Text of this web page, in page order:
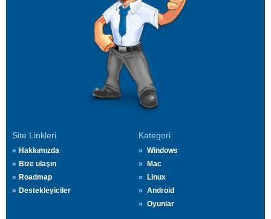
Site Linkleri
Hakkımızda
Bize ulaşın
Roadmap
Destekleyiciler
Kategori
Windows
Mac
Linux
Android
Oyunlar